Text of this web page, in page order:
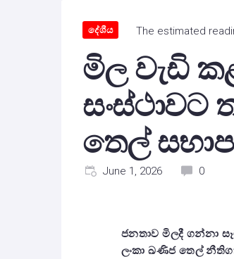
දේශීය The estimated
මිල වැඩි
සංස්ථාවට
තෙල්
June 1, 2026 0
ජනතාව මිලදී ගන්නා
ලංකා ඛණිජ තෙල්